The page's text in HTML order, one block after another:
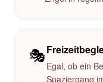
🎭
Egal, ob ein
Spaziergang